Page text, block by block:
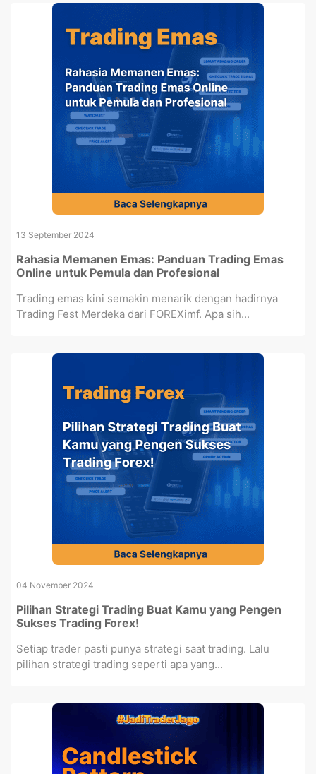
13 September 2024
Rahasia Memanen Emas: Panduan Trading Emas
Online untuk Pemula dan Profesional
Trading emas kini semakin menarik dengan hadirnya
Trading Fest Merdeka dari FOREXimf. Apa sih...
04 November 2024
Pilihan Strategi Trading Buat Kamu yang Pengen
Sukses Trading Forex!
Setiap trader pasti punya strategi saat trading. Lalu
pilihan strategi trading seperti apa yang...